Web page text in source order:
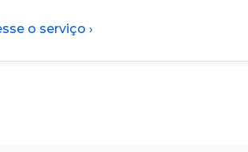
o serviço ›